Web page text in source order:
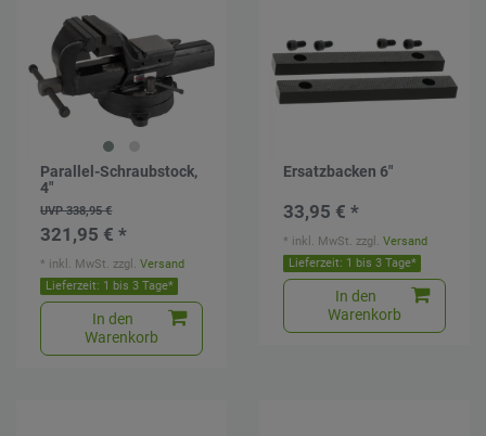
Parallel-Schraubstock,
4"
UVP 338,95 €
321,95 € *
Lieferzeit: 1 bis 3 Tage*
In den
Warenkorb
* inkl. MwSt. zzgl.Versand
Ersatzbacken 6"
33,95 € *
Lieferzeit: 1 bis 3 Tage*
In den
Warenkorb
* inkl. MwSt. zzgl.Versand